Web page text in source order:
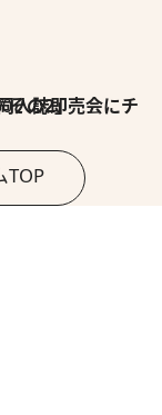
チャレンジ その2」
TOP